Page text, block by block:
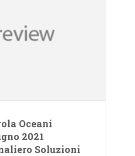
Oceani
2021
Soluzioni